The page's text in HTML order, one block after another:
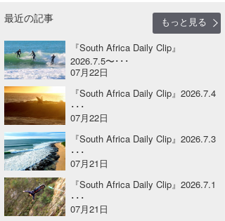
最近の記事
もっと見る
『South Africa Daily Clip』
2026.7.5〜･･･
07月22日
『South Africa Daily Clip』2026.7.4
･･･
07月22日
『South Africa Daily Clip』2026.7.3
･･･
07月21日
『South Africa Daily Clip』2026.7.1
･･･
07月21日
Yoshiyuki Obata
arukasvision
DELTA FORCE SURF
CBA Films
熊谷素子
WAVAL
中浦“JET”章
嵯峨明日香
進士剛光
田原啓江
植村未来
NOBUFUKU
大野”MAR”修聖
☆加藤
+☆maki☆+
Aichan
chan-U
ECE
G◎Da
H